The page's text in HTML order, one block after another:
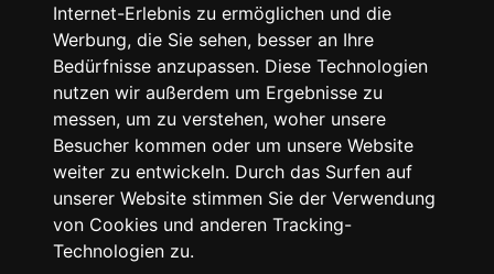
Internet-Erlebnis zu ermöglichen und die
Werbung, die Sie sehen, besser an Ihre
Bedürfnisse anzupassen. Diese Technologien
nutzen wir außerdem um Ergebnisse zu
messen, um zu verstehen, woher unsere
Besucher kommen oder um unsere Website
weiter zu entwickeln. Durch das Surfen auf
unserer Website stimmen Sie der Verwendung
von Cookies und anderen Tracking-
Technologien zu.